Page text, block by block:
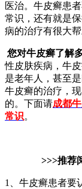
医治。牛皮癣患
常识，还有就是
病的治疗有很大
您对牛皮癣了解
性皮肤疾病，牛
是老年人，甚至
牛皮癣的治疗，
的。下面请成都
常识。
>>>推荐
1、牛皮癣患者要